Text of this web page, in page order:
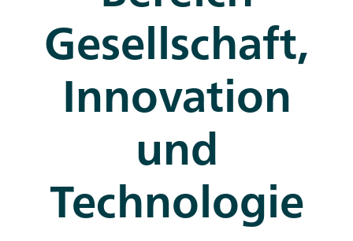
Gesellschaft,
Innovation
und
Technologie